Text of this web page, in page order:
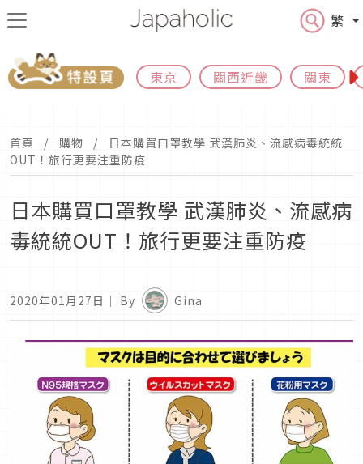
繁
東京 關西近畿 關東
首頁 購物
日本購買口罩教學 武漢肺炎、流感病毒統統
OUT！旅行更要注重防疫
日本購買口罩教學 武漢肺炎、流感病
毒統統OUT！旅行更要注重防疫
2020年01月27日 ｜ By Gina